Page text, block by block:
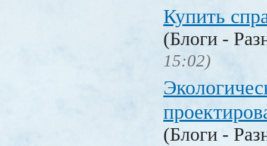
Купить
(Блоги -
15:02)
(Блоги -